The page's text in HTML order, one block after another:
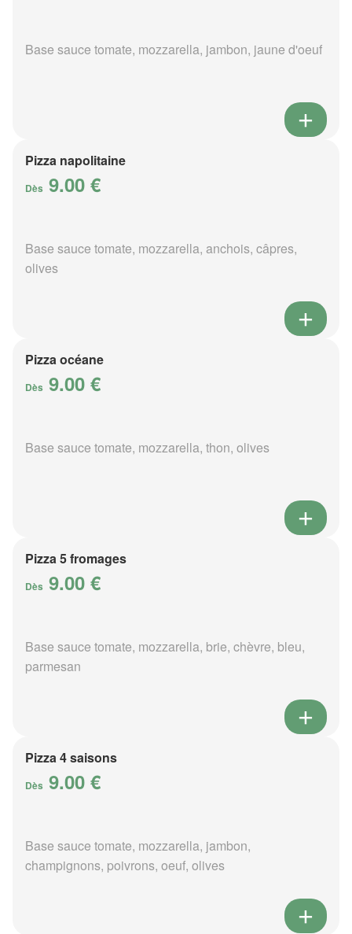
Base sauce tomate, mozzarella, jambon, jaune d'oeuf
Pizza napolitaine
Dès 9.00 €
Base sauce tomate, mozzarella, anchois, câpres,
olives
Pizza océane
Dès 9.00 €
Base sauce tomate, mozzarella, thon, olives
Pizza 5 fromages
Dès 9.00 €
Base sauce tomate, mozzarella, brie, chèvre, bleu,
parmesan
Pizza 4 saisons
Dès 9.00 €
Base sauce tomate, mozzarella, jambon,
champignons, poivrons, oeuf, olives